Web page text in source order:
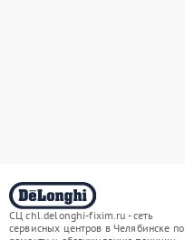
СЦ chl.delonghi-fixim.ru - сеть
сервисных центров в Челябинске по